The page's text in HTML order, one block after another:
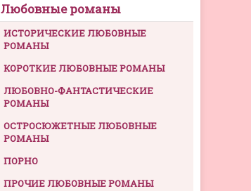
Любовные романы
ИСТОРИЧЕСКИЕ ЛЮБОВНЫЕ
РОМАНЫ
КОРОТКИЕ ЛЮБОВНЫЕ РОМАНЫ
ЛЮБОВНО-ФАНТАСТИЧЕСКИЕ
РОМАНЫ
ОСТРОСЮЖЕТНЫЕ ЛЮБОВНЫЕ
РОМАНЫ
ПОРНО
ПРОЧИЕ ЛЮБОВНЫЕ РОМАНЫ